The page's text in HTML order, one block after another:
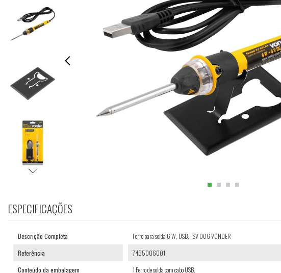
ESPECIFICAÇÕES
Descrição Completa
Ferro para solda 6 W, USB, FSV 006 VONDER
Referência
7465006001
Conteúdo da embalagem
1 Ferro de solda com cabo USB.